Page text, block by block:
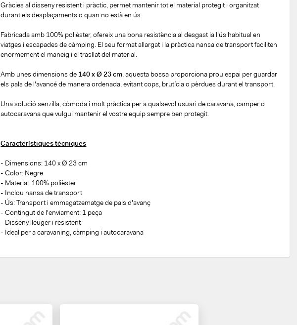
Gràcies al disseny resistent i pràctic, permet mantenir tot el material protegit i organitzat
durant els desplaçaments o quan no està en ús.
Fabricada amb 100% polièster, ofereix una bona resistència al desgast ia l'ús habitual en
viatges i escapades de càmping. El seu format allargat i la pràctica nansa de transport faciliten
enormement el maneig i el trasllat del material.
Amb unes dimensions de 140 x Ø 23 cm, aquesta bossa proporciona prou espai per guardar
els pals de l'avancé de manera ordenada, evitant cops, brutícia o pèrdues durant el transport.
Una solució senzilla, còmoda i molt pràctica per a qualsevol usuari de caravana, camper o
autocaravana que vulgui mantenir el vostre equip sempre ben protegit.
Característiques tècniques
- Dimensions: 140 x Ø 23 cm
- Color: Negre
- Material: 100% polièster
- Inclou nansa de transport
- Ús: Transport i emmagatzematge de pals d'avanç
- Contingut de l'enviament: 1 peça
- Disseny lleuger i resistent
- Ideal per a caravaning, càmping i autocaravana